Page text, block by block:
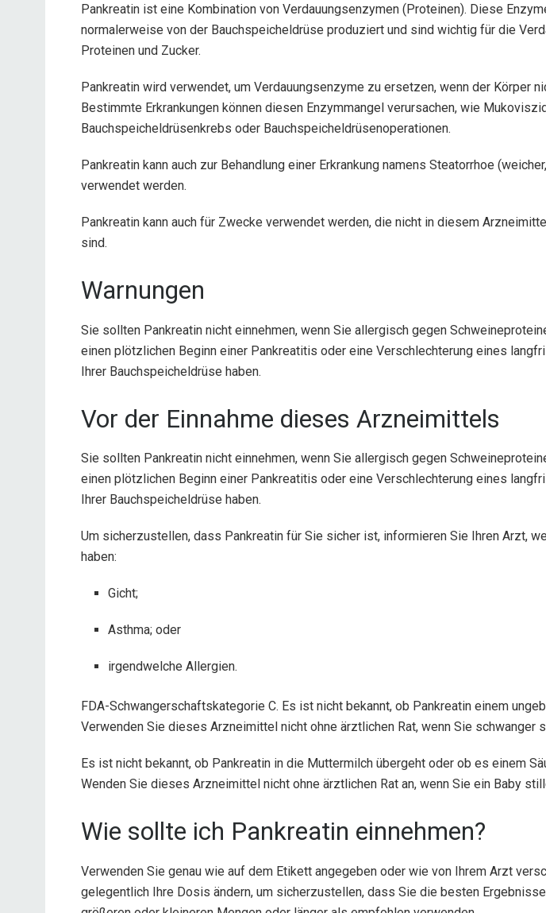
Pankreatin ist eine Kombination von Verdauungsenzymen (Proteinen). Diese
normalerweise von der Bauchspeicheldrüse produziert und sind wichtig für die
Proteinen und Zucker.
Pankreatin wird verwendet, um Verdauungsenzyme zu ersetzen, wenn der Körper
Bestimmte Erkrankungen können diesen Enzymmangel verursachen, wie
Bauchspeicheldrüsenkrebs oder Bauchspeicheldrüsenoperationen.
Pankreatin kann auch zur Behandlung einer Erkrankung namens Steatorrhoe
verwendet werden.
Pankreatin kann auch für Zwecke verwendet werden, die nicht in diesem
sind.
Warnungen
Sie sollten Pankreatin nicht einnehmen, wenn Sie allergisch gegen
einen plötzlichen Beginn einer Pankreatitis oder eine Verschlechterung eines
Ihrer Bauchspeicheldrüse haben.
Vor der Einnahme dieses Arzneimittels
Sie sollten Pankreatin nicht einnehmen, wenn Sie allergisch gegen
einen plötzlichen Beginn einer Pankreatitis oder eine Verschlechterung eines
Ihrer Bauchspeicheldrüse haben.
Um sicherzustellen, dass Pankreatin für Sie sicher ist, informieren Sie Ihren Arzt,
haben:
Gicht;
Asthma; oder
irgendwelche Allergien.
FDA-Schwangerschaftskategorie C. Es ist nicht bekannt, ob Pankreatin einem
Verwenden Sie dieses Arzneimittel nicht ohne ärztlichen Rat, wenn Sie schwanger
Es ist nicht bekannt, ob Pankreatin in die Muttermilch übergeht oder ob es einem
Wenden Sie dieses Arzneimittel nicht ohne ärztlichen Rat an, wenn Sie ein Baby
Wie sollte ich Pankreatin einnehmen?
Verwenden Sie genau wie auf dem Etikett angegeben oder wie von Ihrem Arzt
gelegentlich Ihre Dosis ändern, um sicherzustellen, dass Sie die besten